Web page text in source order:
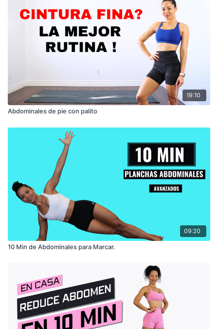
19:10
Abdominales de pie con palito
09:20
10 Min de Abdominales para Marcar.